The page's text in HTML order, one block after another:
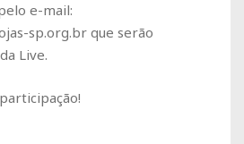
e-mail:
sp.org.br que serão
Live.